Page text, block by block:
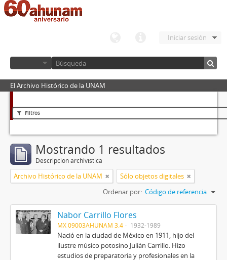
Iniciar sesión
El Archivo Histórico de la UNAM
Filtros
Mostrando 1 resultados
Descripción archivística
Archivo Histórico de la UNAM
Sólo objetos digitales
Ordenar por: Código de referencia
Nabor Carrillo Flores
MX 09003AHUNAM 3.4 1932-1989
Nació en la ciudad de México en 1911, hijo del
ilustre músico potosino Julián Carrillo. Hizo
estudios de preparatoria y profesionales en la